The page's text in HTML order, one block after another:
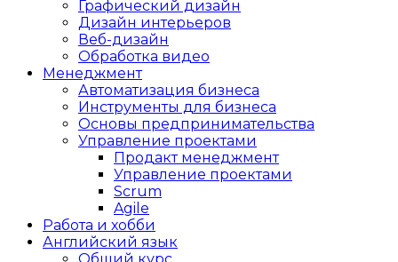
Графический дизайн
Дизайн интерьеров
Веб-дизайн
Обработка видео
Менеджмент
Автоматизация бизнеса
Инструменты для бизнеса
Основы предпринимательства
Управление проектами
Продакт менеджмент
Управление проектами
Scrum
Agile
Работа и хобби
Английский язык